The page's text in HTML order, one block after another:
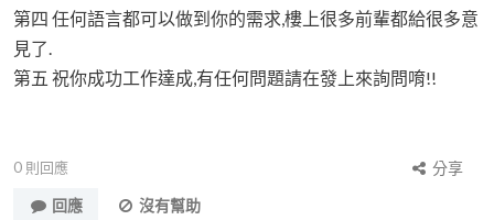
第四 任何語言都可以做到你的需求,樓上很多前輩都給很多意
見了.
第五 祝你成功工作達成,有任何問題請在發上來詢問唷!!
0 則回應
分享
回應
沒有幫助